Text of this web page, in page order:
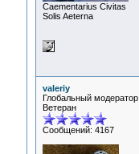
Сaementarius Civitas
Solis Aeterna
valeriy
Глобальный модератор
Ветеран
Сообщений: 4167